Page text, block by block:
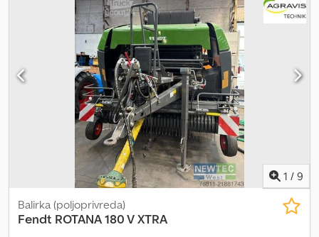
0090 Podizač 2,40 m 0100 Ručno podesivi rotirajući točkovi, fiksni
i sa mogućnošću praćenja 0110 Set podizača Alpine 0120 25
noževa 0130 25 noževa sa slepim vrhom sa držačem 0140 Opruženi
pod transportnog kanala 0150 25 rezervnih noževa sa držačem
0160 Osovina sa pneumatskom kočnicom 0170 Gume 560/45-22,5
0180 Dodatni držač valjaka za mrežu 0190 Izvlačivi izbacivač bala
0200 Ležajevi valjaka za presovanje (podmazivi) 0210 Vučna
spojnica, fiksna, 40 mm U/min menjač 0230 Easy load – uređaj za
utovar valjcima 0240 Ojačani valjak 0250 Brza zadnja vrata 0260
Vezivanje bale mrežom 0270 Potporni klinovi
1 / 9
Balirka (poljoprivreda)
Fendt ROTANA 180 V XTRA